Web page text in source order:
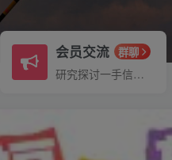
会员交流 群聊
研究探讨一手信息差